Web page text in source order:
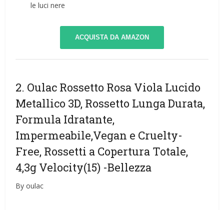
le luci nere
ACQUISTA DA AMAZON
2. Oulac Rossetto Rosa Viola Lucido
Metallico 3D, Rossetto Lunga Durata,
Formula Idratante,
Impermeabile,Vegan e Cruelty-
Free, Rossetti a Copertura Totale,
4,3g Velocity(15) -Bellezza
By oulac